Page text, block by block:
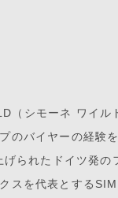
（シモーネ ワイル
のバイヤーの経験
られたドイツ発の
スを代表とする